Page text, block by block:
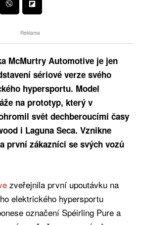
Reklama
McMurtry Automotive je jen
sériové verze svého
hypersportu. Model
na prototyp, který v
svět dechberoucími časy
i Laguna Seca. Vznikne
první zákazníci se svých vozů
zveřejnila první upoutávku na
elektrického hypersportu
označení Spéirling Pure a